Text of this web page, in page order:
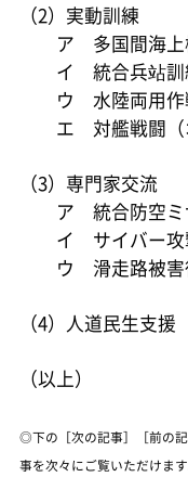
（2）実動訓練
ア 多国間海上
イ 統合兵站訓練
ウ 水陸両用作戦
エ 対艦戦闘（オ
（3）専門家交流
ア 統合防空ミ
イ サイバー攻
ウ 滑走路被害
（4）人道民生支援
（以上）
◎下の［次の記事］［前の
事を次々にご覧いただけます